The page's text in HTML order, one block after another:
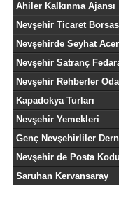
Ahiler Kalkınma Ajansı
Nevşehir Ticaret
Nevşehirde Seyhat
Nevşehir Satranç
Nevşehir Rehberler
Kapadokya Turları
Nevşehir Yemekleri
Genç Nevşehirliler
Nevşehir de Posta
Saruhan Kervansaray